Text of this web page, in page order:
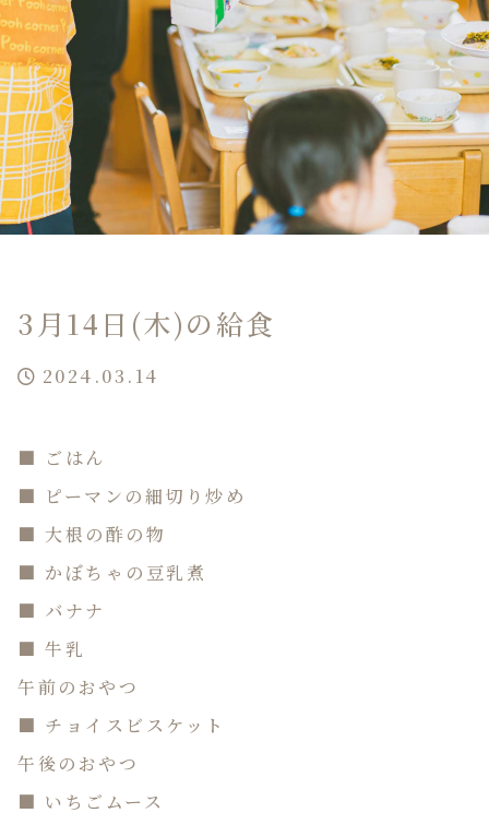
3月14日(木)の給食
2024.03.14
■ ごはん
■ ピーマンの細切り炒め
■ 大根の酢の物
■ かぼちゃの豆乳煮
■ バナナ
■ 牛乳
午前のおやつ
■ チョイスビスケット
午後のおやつ
■ いちごムース